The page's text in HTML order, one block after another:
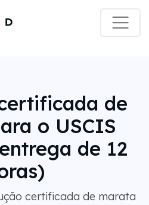
de
o USCIS
de 12
certificada de marata